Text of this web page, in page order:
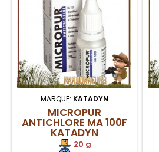
MARQUE: KATADYN
MICROPUR
ANTICHLORE MA 100F
KATADYN
20 g